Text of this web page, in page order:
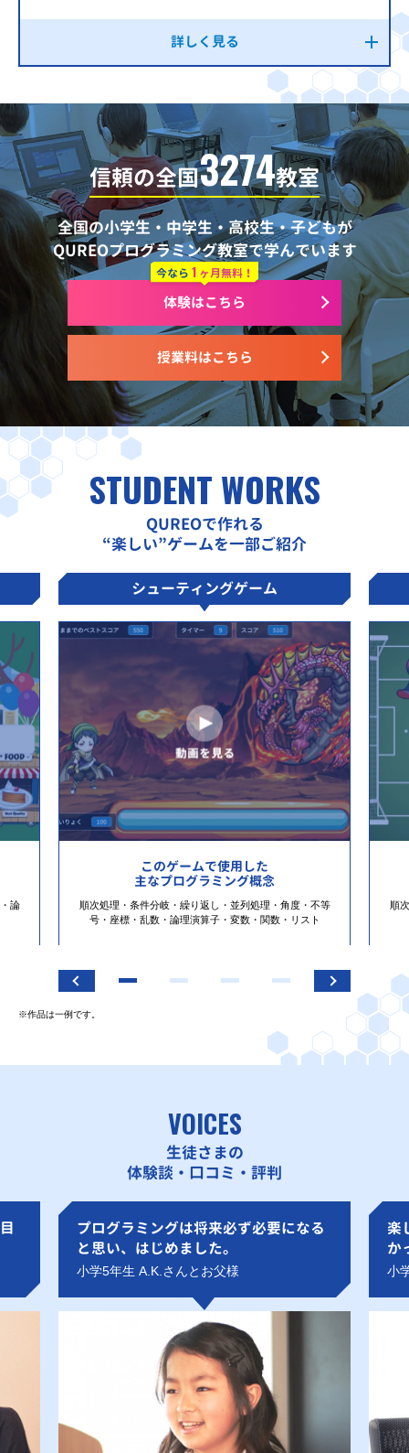
詳しく見る
信頼の全国3274教室
全国の小学生・中学生・高校生・子どもが
QUREOプログラミング教室で学んでいます
授業料はこちら
今なら 1 ヶ月無料！
体験はこちら
STUDENT WORKS
QUREOで作れる
“楽しい”ゲームを一部ご紹介
論
シューティングゲーム
このゲームで使用した
主なプログラミング概念
順次処理・条件分岐・繰り返し・並列処理・角度・不等
号・座標・乱数・論理演算子・変数・関数・リスト
順
※作品は一例です。
VOICES
生徒さまの
体験談・口コミ・評判
プログラミングは将来必ず必要になる
と思い、はじめました。
小学5年生 A.K.さんとお父様
楽
か
小